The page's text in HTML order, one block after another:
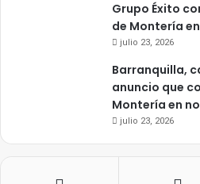
Grupo Éxito
de Montería
julio 23, 2026
Barranquilla,
anuncio que
Montería en
julio 23, 2026